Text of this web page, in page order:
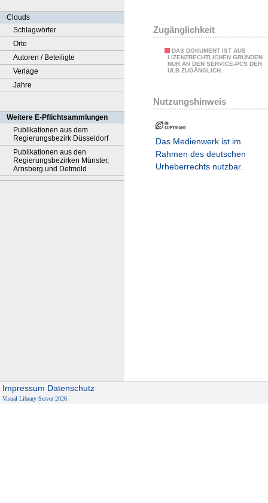
Clouds
Schlagwörter
Orte
Autoren / Beteiligte
Verlage
Jahre
Weitere E-Pflichtsammlungen
Publikationen aus dem
Regierungsbezirk Düsseldorf
Publikationen aus den
Regierungsbezirken Münster,
Arnsberg und Detmold
Zugänglichkeit
DAS DOKUMENT IST AUS
LIZENZRECHTLICHEN GRÜNDEN
NUR AN DEN SERVICE-PCS DER
ULB ZUGÄNGLICH.
Nutzungshinweis
Das Medienwerk ist im
Rahmen des deutschen
Urheberrechts nutzbar.
Impressum Datenschutz
Visual Library Server 2026